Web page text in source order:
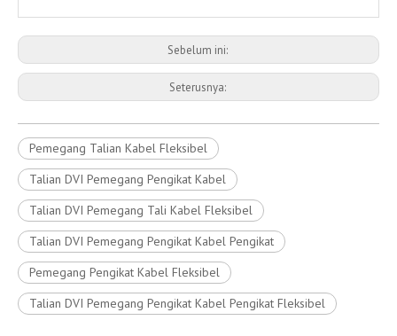
Sebelum ini:
Seterusnya:
Pemegang Talian Kabel Fleksibel
Talian DVI Pemegang Pengikat Kabel
Talian DVI Pemegang Tali Kabel Fleksibel
Talian DVI Pemegang Pengikat Kabel Pengikat
Pemegang Pengikat Kabel Fleksibel
Talian DVI Pemegang Pengikat Kabel Pengikat Fleksibel